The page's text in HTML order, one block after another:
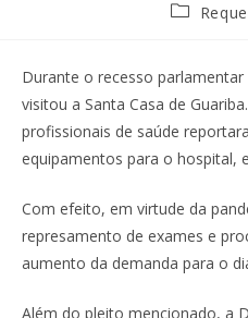
Durante o recesso
visitou a Santa Casa de
profissionais de saúde
equipamentos para o hospital,
Com efeito, em virtude da
represamento de exames e
aumento da demanda para o
Além do pleito mencionado, a